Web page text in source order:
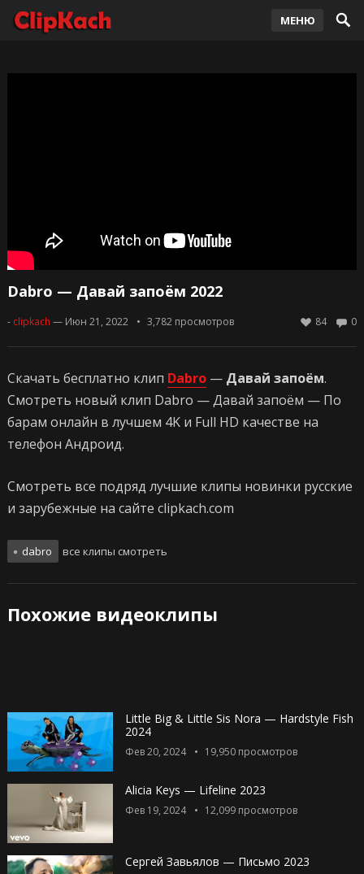
МЕНЮ
Dabro — Давай запоём 2022
- clipkach — Июн 21, 2022 3,782просмотров 0
84
Скачать бесплатно клип Dabro— Давай запоём.
Смотреть новый клип Dabro — Давай запоём — По
барам онлайн в лучшем 4K и Full HD качестве на
телефон Андроид.
Смотреть все подряд лучшие клипы новинки русские
и зарубежные на сайте clipkach.com
dabro все клипы смотреть
Похожие видеоклипы
Little Big & Little Sis Nora — Hardstyle Fish
2024
Фев 20, 2024 19,950просмотров
Alicia Keys — Lifeline 2023
Фев 19, 2024 12,099просмотров
Сергей Завьялов — Письмо 2023